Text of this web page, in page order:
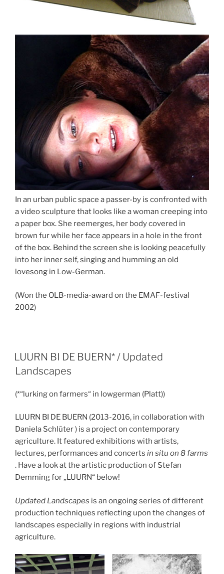
In an urban public space a passer-by is confronted with
a video sculpture that looks like a woman creeping into
a paper box. She reemerges, her body covered in
brown fur while her face appears in a hole in the front
of the box. Behind the screen she is looking peacefully
into her inner self, singing and humming an old
lovesong in Low-German.
(Won the OLB-media-award on the EMAF-festival
2002)
LUURN BI DE BUERN* / Updated
Landscapes
(*“lurking on farmers“ in lowgerman (Platt))
LUURN BI DE BUERN (2013-2016, in collaboration with
Daniela Schlüter ) is a project on contemporary
agriculture. It featured exhibitions with artists,
lectures, performances and concerts in situ on 8 farms
. Have a look at the artistic production of Stefan
Demming for „LUURN“ below!
Updated Landscapes is an ongoing series of different
production techniques reflecting upon the changes of
landscapes especially in regions with industrial
agriculture.